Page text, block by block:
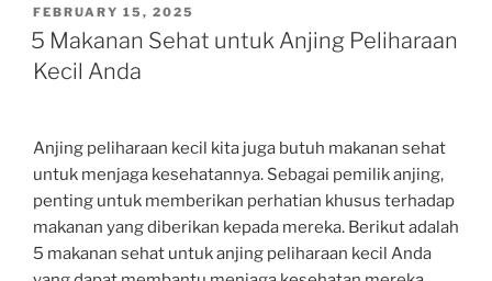
POSTED
ON
FEBRUARY 15, 2025
5 Makanan Sehat untuk Anjing Peliharaan
Kecil Anda
Anjing peliharaan kecil kita juga butuh makanan sehat
untuk menjaga kesehatannya. Sebagai pemilik anjing,
penting untuk memberikan perhatian khusus terhadap
makanan yang diberikan kepada mereka. Berikut adalah
5 makanan sehat untuk anjing peliharaan kecil Anda